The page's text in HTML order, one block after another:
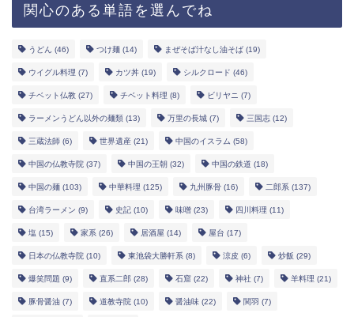
関心のある単語を選んでね
うどん (46) つけ麺 (14) まぜそば汁なし油そば (19)
ウイグル料理 (7) カツ丼 (19) シルクロード (46)
チベット仏教 (27) チベット料理 (8) ビリヤニ (7)
ラーメンうどん以外の麺類 (13) 万里の長城 (7) 三国志 (12)
三蔵法師 (6) 世界遺産 (21) 中国のイスラム (58)
中国の仏教寺院 (37) 中国の王朝 (32) 中国の鉄道 (18)
中国の麺 (103) 中華料理 (125) 九州豚骨 (16) 二郎系 (137)
台湾ラーメン (9) 史記 (10) 味噌 (23) 四川料理 (11)
塩 (15) 家系 (26) 居酒屋 (14) 屋台 (17)
日本の仏教寺院 (10) 東池袋大勝軒系 (8) 涼皮 (6) 炒飯 (29)
爆笑問題 (9) 直系二郎 (28) 石窟 (22) 神社 (7) 羊料理 (21)
豚骨醤油 (7) 道教寺院 (10) 醤油味 (22) 関羽 (7)